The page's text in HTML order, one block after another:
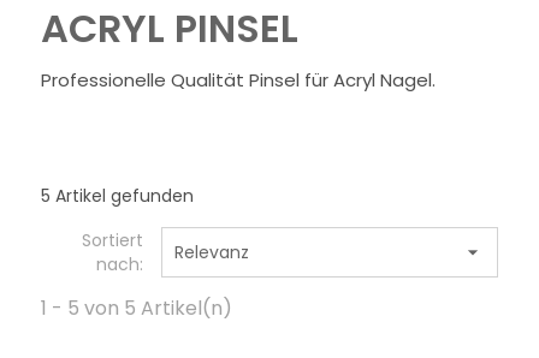
ACRYL PINSEL
Professionelle Qualität Pinsel für Acryl Nagel.
5 Artikel gefunden
Sortiert
nach:
Relevanz 
1 - 5 von 5 Artikel(n)